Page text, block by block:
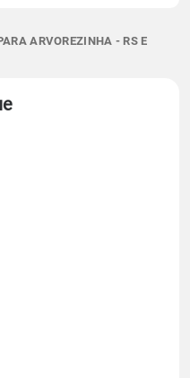
ARVOREZINHA - RS E